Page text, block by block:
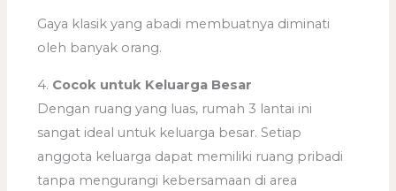
Gaya klasik yang abadi membuatnya diminati
oleh banyak orang.
4. Cocok untuk Keluarga Besar
Dengan ruang yang luas, rumah 3 lantai ini
sangat ideal untuk keluarga besar. Setiap
anggota keluarga dapat memiliki ruang pribadi
tanpa mengurangi kebersamaan di area